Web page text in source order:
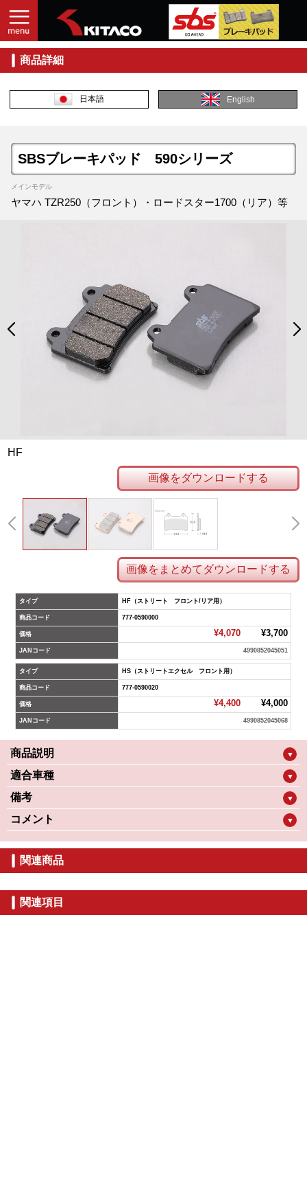
商品詳細
日本語 English
SBSブレーキパッド 590シリーズ
メインモデル
ヤマハ TZR250（フロント）・ロードスター1700（リア）等
HF
画像をダウンロードする
画像をまとめてダウンロードする
タイプ HF（ストリート フロント/リア用）
商品コード 777-0590000
価格 ¥4,070¥3,700
JANコード 4990852045051
タイプ HS（ストリートエクセル フロント用）
商品コード 777-0590020
価格 ¥4,400¥4,000
JANコード 4990852045068
商品説明 ▼
適合車種 ▼
備考 ▼
コメント ▼
関連商品
関連項目